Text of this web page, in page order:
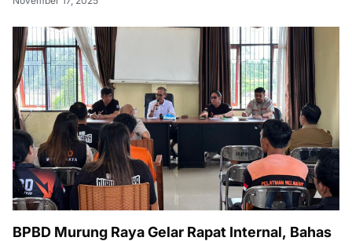
BPBD Murung Raya Gelar Rapat Internal, Bahas